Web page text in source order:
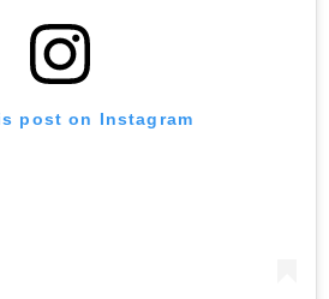
post on Instagram